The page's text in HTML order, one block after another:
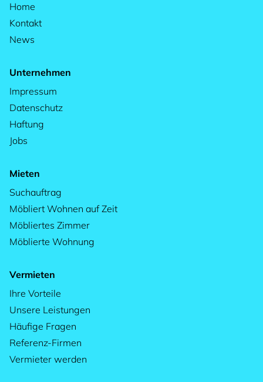
Home
Kontakt
News
Unternehmen
Impressum
Datenschutz
Haftung
Jobs
Mieten
Suchauftrag
Möbliert Wohnen auf Zeit
Möbliertes Zimmer
Möblierte Wohnung
Vermieten
Ihre Vorteile
Unsere Leistungen
Häufige Fragen
Referenz-Firmen
Vermieter werden